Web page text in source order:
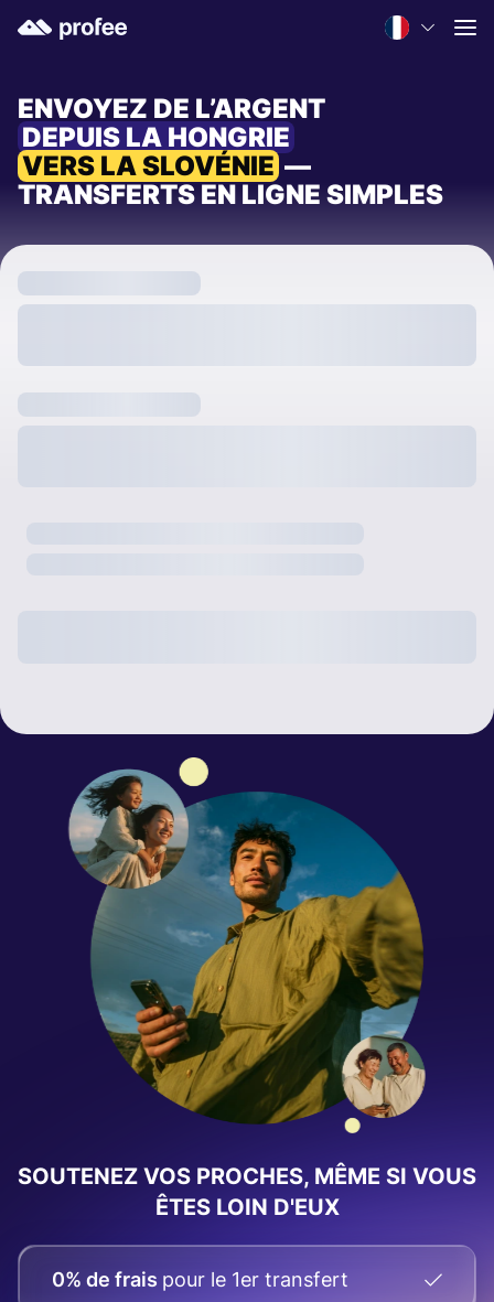
ENVOYEZ DE L’ARGENT
DEPUIS LA HONGRIE
VERS LA SLOVÉNIE —
TRANSFERTS EN LIGNE SIMPLES
SOUTENEZ VOS PROCHES, MÊME SI VOUS
ÊTES LOIN D'EUX
0% de frais pour le 1er transfert